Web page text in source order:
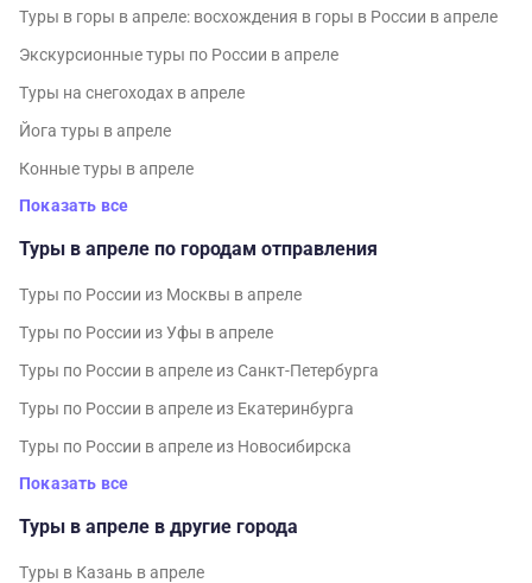
Туры в горы в апреле: восхождения в горы в России в апреле
Экскурсионные туры по России в апреле
Туры на снегоходах в апреле
Йога туры в апреле
Конные туры в апреле
Показать все
Туры в апреле по городам отправления
Туры по России из Москвы в апреле
Туры по России из Уфы в апреле
Туры по России в апреле из Санкт-Петербурга
Туры по России в апреле из Екатеринбурга
Туры по России в апреле из Новосибирска
Показать все
Туры в апреле в другие города
Туры в Казань в апреле